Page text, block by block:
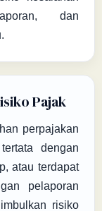
dan
Pajak
perpajakan
dengan
atau terdapat
pelaporan
risiko